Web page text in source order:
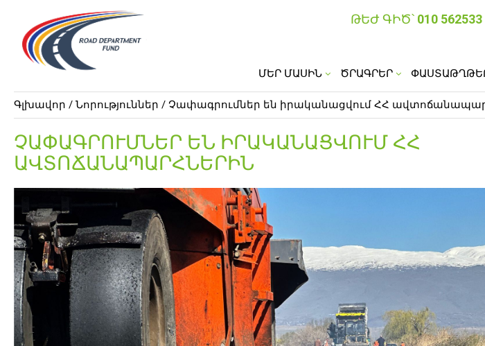
ՄԵՐ ՄԱՍԻՆ ԾՐԱԳՐԵՐ
ԹԵԺ ԳԻԾ՝ 010 562533
Գլխավոր / Նորություններ / Չափագրումներ են իրականացվում ՀՀ
ՉԱՓԱԳՐՈՒՄՆԵՐ ԵՆ ԻՐԱԿԱՆԱՑՎՈՒՄ ՀՀ
ԱՎՏՈՃԱՆԱՊԱՐՀՆԵՐԻՆ